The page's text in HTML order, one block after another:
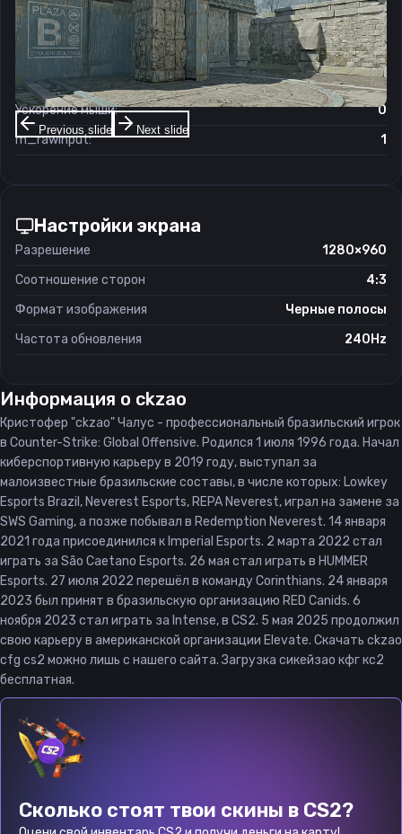
Previous slide Next slide
Чувствительность мыши в игре:
1.25
Чувствительность мыши в зуме:
1.1
Чувствительность мыши в Windows:
6/11
Ускорение мыши:
0
m_rawinput:
1
Настройки экрана
Разрешение
1280×960
Соотношение сторон
4:3
Формат изображения
Черные полосы
Частота обновления
240Hz
Информация о ckzao
Кристофер "ckzao" Чалус - профессиональный бразильский игрок
в Counter-Strike: Global Offensive. Родился 1 июля 1996 года. Начал
киберспортивную карьеру в 2019 году, выступал за
малоизвестные бразильские составы, в числе которых: Lowkey
Esports Brazil, Neverest Esports, REPA Neverest, играл на замене за
SWS Gaming, а позже побывал в Redemption Neverest. 14 января
2021 года присоединился к Imperial Esports. 2 марта 2022 стал
играть за São Caetano Esports. 26 мая стал играть в HUMMER
Esports. 27 июля 2022 перешёл в команду Corinthians. 24 января
2023 был принят в бразильскую организацию RED Canids. 6
ноября 2023 стал играть за Intense, в CS2. 5 мая 2025 продолжил
свою карьеру в американской организации Elevate. Скачать ckzao
cfg cs2 можно лишь с нашего сайта. Загрузка сикейзао кфг кс2
бесплатная.
Сколько стоят твои скины в CS2?